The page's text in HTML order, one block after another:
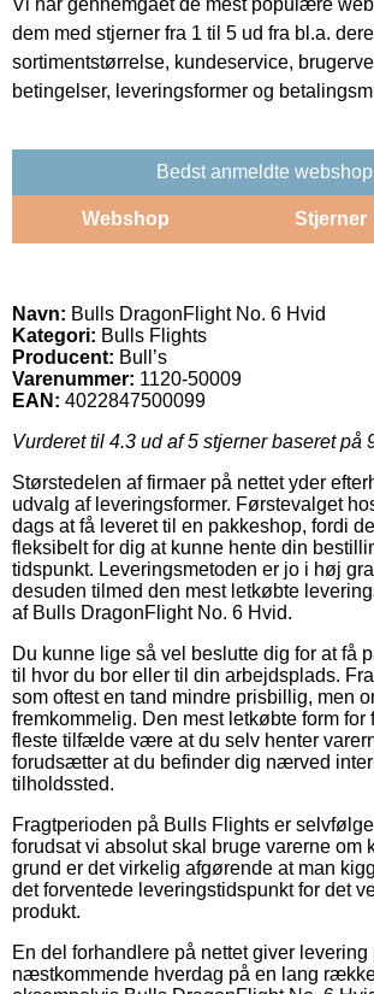
dem med stjerner fra 1 til 5 ud fra bl.a.
sortimentstørrelse, kundeservice,
betingelser, leveringsformer og
Bedst anmeldte
Webshop Stjerner
Navn: Bulls DragonFlight No. 6 Hvid
Kategori: Bulls Flights
Producent: Bull’s
Varenummer: 1120-50009
EAN: 4022847500099
Vurderet til 4.3 ud af 5 stjerner baseret på
Størstedelen af firmaer på nettet yder
udvalg af leveringsformer. Førstevalget
dags at få leveret til en pakkeshop, fordi
fleksibelt for dig at kunne hente din
tidspunkt. Leveringsmetoden er jo i høj
desuden tilmed den mest letkøbte
af Bulls DragonFlight No. 6 Hvid.
Du kunne lige så vel beslutte dig for at få
til hvor du bor eller til din arbejdsplads.
som oftest en tand mindre prisbillig, men
fremkommelig. Den mest letkøbte form for
fleste tilfælde være at du selv henter
forudsætter at du befinder dig nærved
tilholdssted.
Fragtperioden på Bulls Flights er
forudsat vi absolut skal bruge varerne om
grund er det virkelig afgørende at man
det forventede leveringstidspunkt for det
produkt.
En del forhandlere på nettet giver levering
næstkommende hverdag på en lang